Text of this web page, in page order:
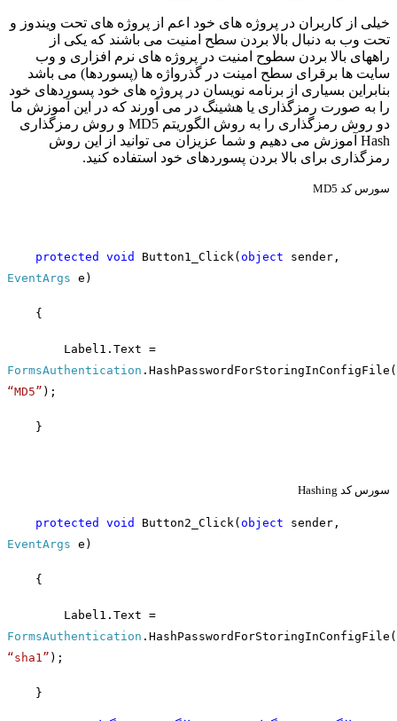
خیلی از کاربران در پروژه های خود اعم از پروژه های تحت ویندوز و
تحت وب به دنبال بالا بردن سطح امنیت می باشند که یکی از
راههای بالا بردن سطوح امنیت در پروژه های نرم افزاری و وب
سایت ها برقرای سطح امینت در گذرواژه ها (پسوردها) می باشد
بنابراین بسیاری از برنامه نویسان در پروژه های خود پسوردهای خود
را به صورت رمزگذاری یا هشینگ در می آورند که در این آموزش ما
دو روش رمزگذاری را به روش الگوریتم MD5 و روش رمزگذاری
Hash آموزش می دهیم و شما عزیزان می توانید از این روش
رمزگذاری برای بالا بردن پسوردهای خود استفاده کنید.
سورس کد MD5
protected void Button1_Click(object sender,
EventArgs e)
{
Label1.Text =
FormsAuthentication
“MD5” );
}
سورس کد Hashing
protected void Button2_Click(object sender,
EventArgs e)
{
Label1.Text =
FormsAuthentication
“sha1” );
}